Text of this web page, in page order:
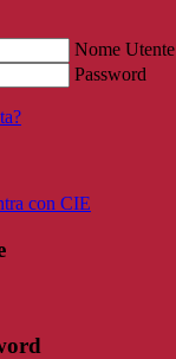
Nome Utente
Password
con CIE